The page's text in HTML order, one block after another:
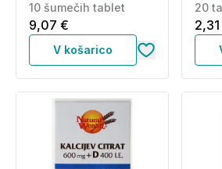
tablet)
10 šumečih tablet
9,07 €
V košarico
20